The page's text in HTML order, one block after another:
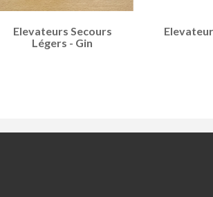
Elevateurs Secours
Légers - Gin